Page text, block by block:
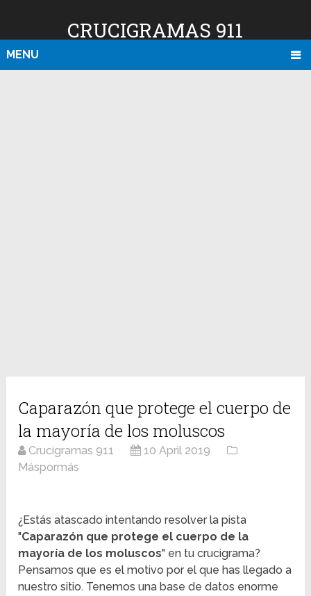
CRUCIGRAMAS 911
MENU
Caparazón que protege el cuerpo de
la mayoría de los moluscos
Crucigramas 911
10 April 2019
Máspormás
¿Estás atascado intentando resolver la pista
"Caparazón que protege el cuerpo de la
mayoría de los moluscos" en tu crucigrama?
Pensamos que es el motivo por el que has llegado a
nuestro sitio. Tenemos una base de datos enorme